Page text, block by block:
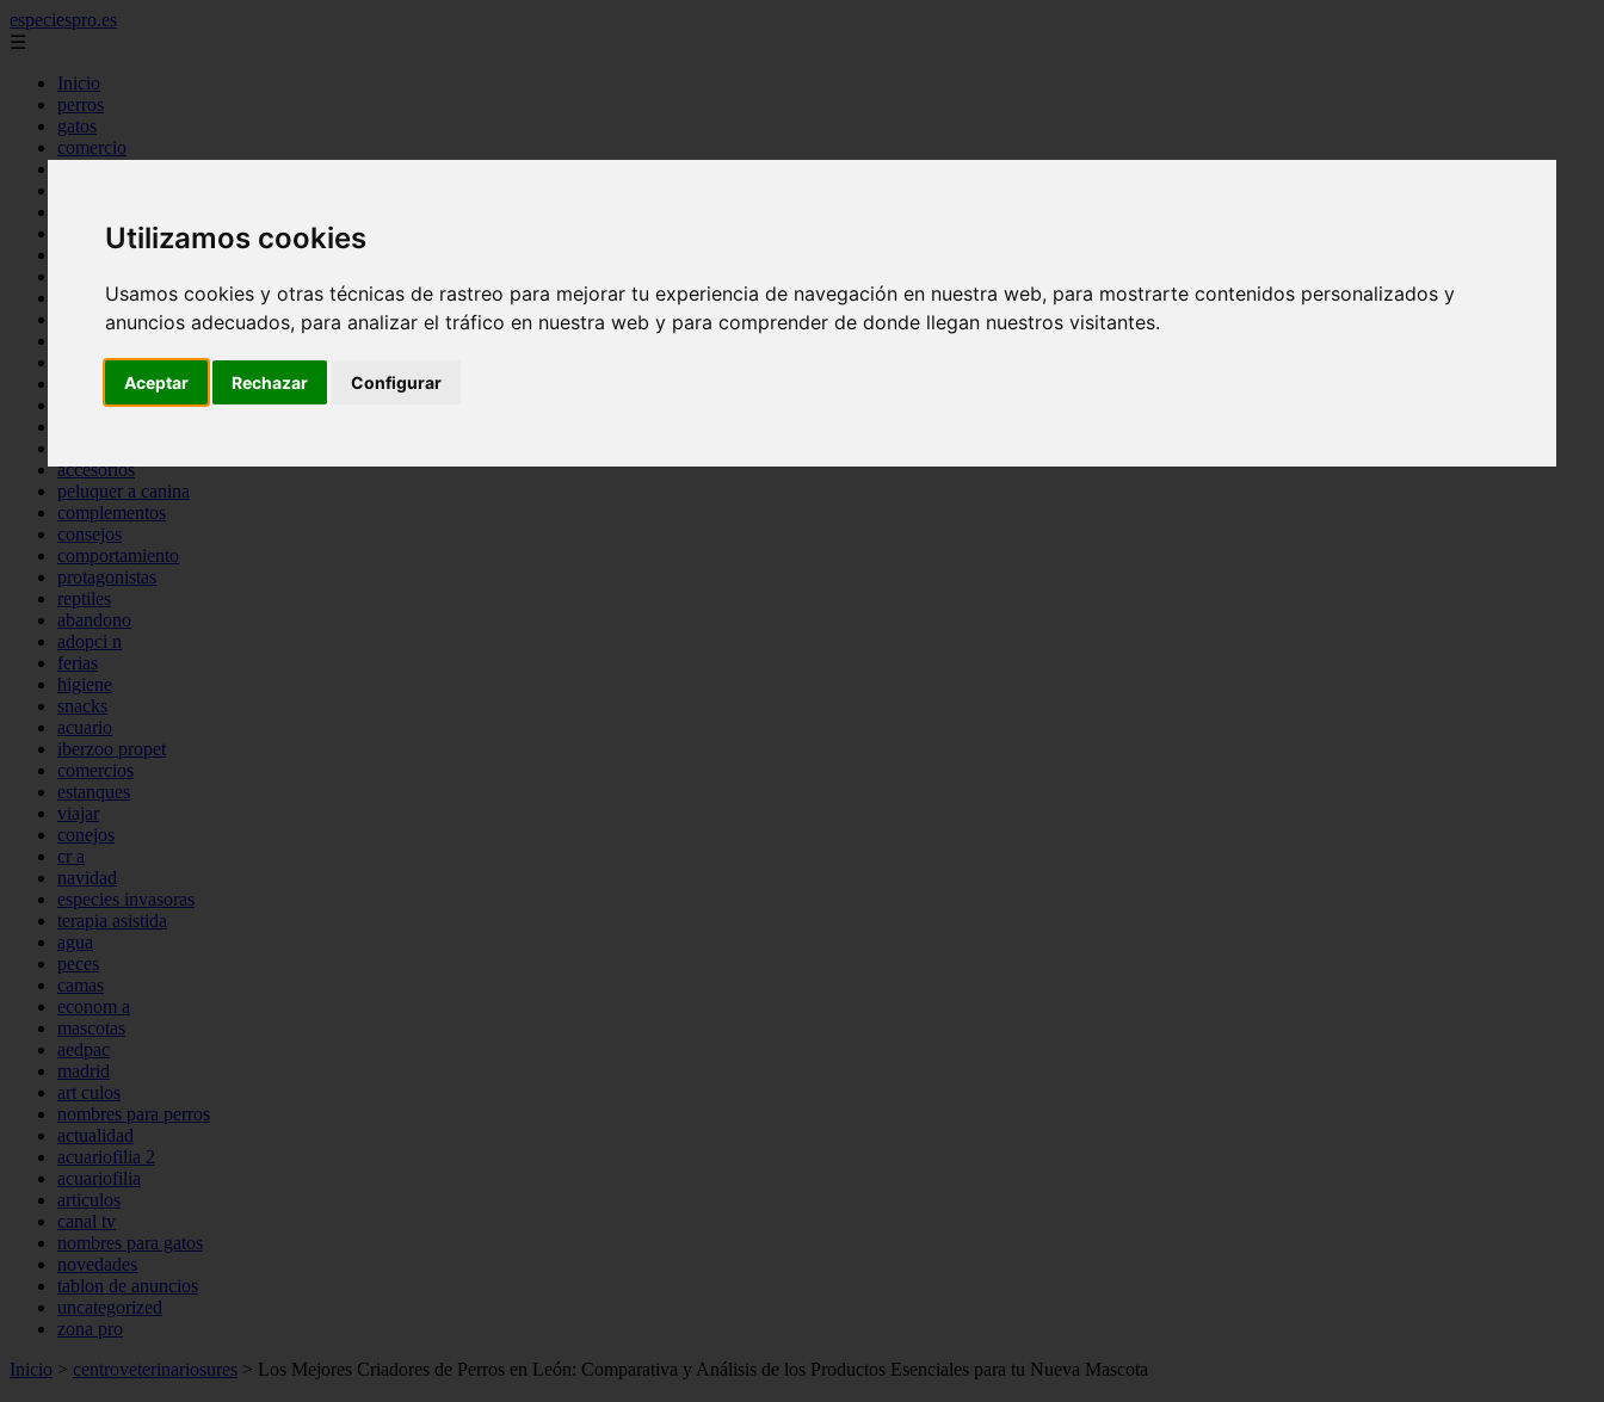
Utilizamos cookies
Usamos cookies y otras técnicas de rastreo para mejorar tu experiencia de navegación en nuestra web, para mostrarte contenidos personalizados y
anuncios adecuados, para analizar el tráfico en nuestra web y para comprender de donde llegan nuestros visitantes.
Aceptar Rechazar Configurar
especiespro.es
☰
Inicio
perros
gatos
comercio
tenencia responsable
mantenimiento
bienestar
peque os mam feros
verano
accesorios
peluquer a canina
complementos
consejos
comportamiento
protagonistas
reptiles
abandono
adopci n
ferias
higiene
snacks
acuario
iberzoo propet
comercios
estanques
viajar
conejos
cr a
navidad
especies invasoras
terapia asistida
agua
peces
camas
econom a
mascotas
aedpac
madrid
art culos
nombres para perros
actualidad
acuariofilia 2
acuariofilia
articulos
canal tv
nombres para gatos
novedades
tablon de anuncios
uncategorized
zona pro
Inicio > centroveterinariosures > Los Mejores Criadores de Perros en León: Comparativa y Análisis de los Productos Esenciales para tu Nueva Mascota